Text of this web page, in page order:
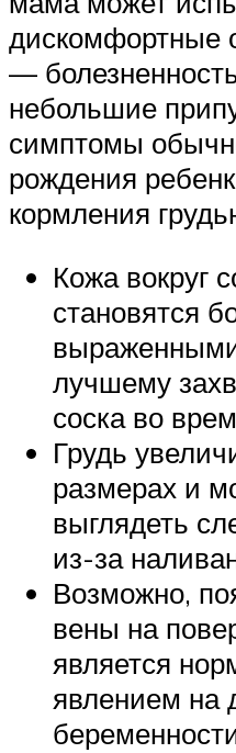
дискомфортные
—
небольшие
симптомы
рождения
кормления
Кожа вокруг
становятся
лучшему
соска во
Грудь
размерах и
выглядеть
из-за
Возможно,
вены на
является
явлением на